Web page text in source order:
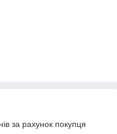
за рахунок покупця